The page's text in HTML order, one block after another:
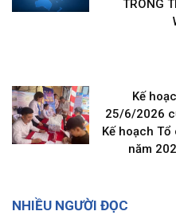
TRONG
Kế
25/6/2026
Kế hoạch
năm
NHIỀU NGƯỜI ĐỌC